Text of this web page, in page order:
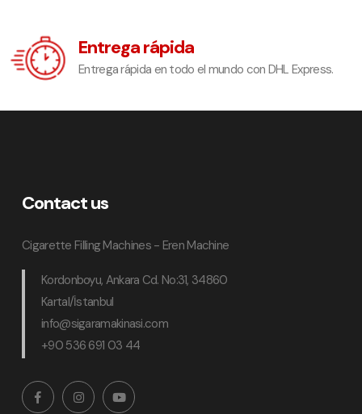
Entrega rápida
Entrega rápida en todo el mundo con DHL Express.
Contact us
Cigarette Filling Machines - Eren Machine
Kordonboyu, Ankara Cd. No:31, 34860
Kartal/İstanbul
info@sigaramakinasi.com
+90 536 691 03 44